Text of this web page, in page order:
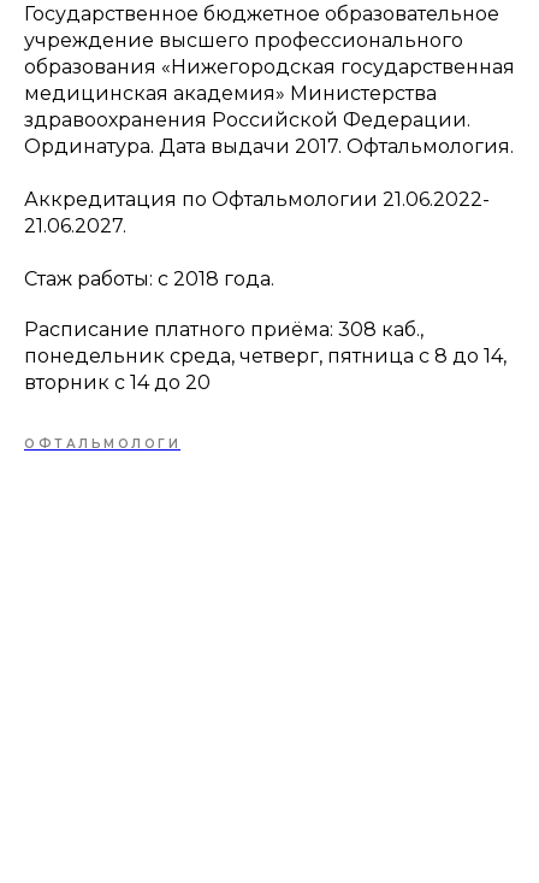
Государственное бюджетное образовательное
учреждение высшего профессионального
образования «Нижегородская государственная
медицинская академия» Министерства
здравоохранения Российской Федерации.
Ординатура. Дата выдачи 2017. Офтальмология.
Аккредитация по Офтальмологии 21.06.2022-
21.06.2027.
Стаж работы: с 2018 года.
Расписание платного приёма: 308 каб.,
понедельник среда, четверг, пятница с 8 до 14,
вторник с 14 до 20
ОФТАЛЬМОЛОГИ